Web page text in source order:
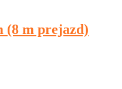
(8 m prejazd)